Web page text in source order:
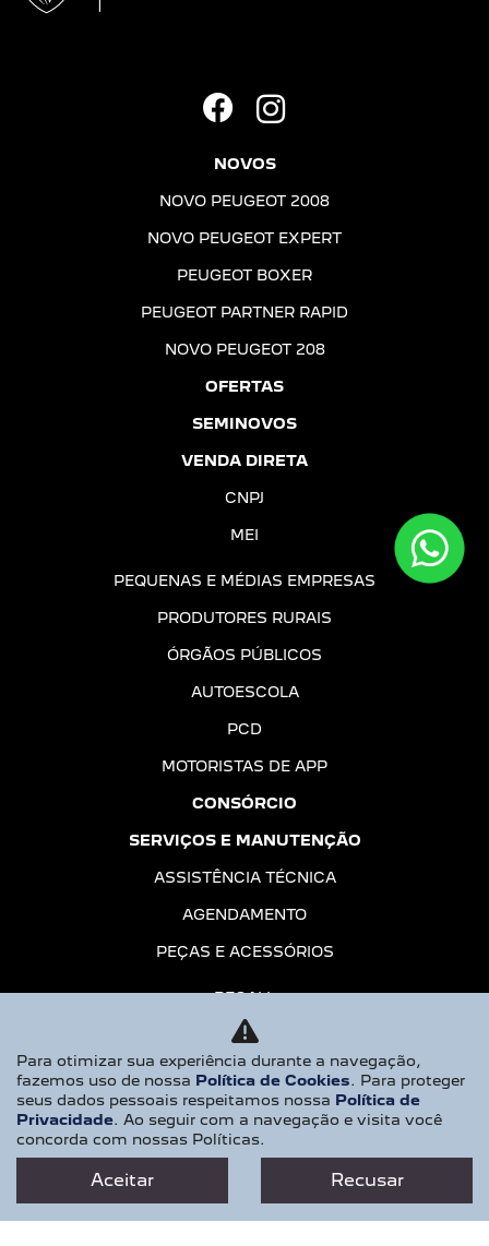
NOVOS
NOVO PEUGEOT 2008
NOVO PEUGEOT EXPERT
PEUGEOT BOXER
PEUGEOT PARTNER RAPID
NOVO PEUGEOT 208
OFERTAS
SEMINOVOS
VENDA DIRETA
CNPJ
MEI
PEQUENAS E MÉDIAS EMPRESAS
PRODUTORES RURAIS
ÓRGÃOS PÚBLICOS
AUTOESCOLA
PCD
MOTORISTAS DE APP
CONSÓRCIO
SERVIÇOS E MANUTENÇÃO
ASSISTÊNCIA TÉCNICA
AGENDAMENTO
PEÇAS E ACESSÓRIOS
RECALL
CONTATO
QUEM SOMOS
TRABALHE CONOSCO
POLÍTICA DE PRIVACIDADE
Para otimizar sua experiência durante a navegação,
fazemos uso de nossa Política de Cookies. Para proteger
seus dados pessoais respeitamos nossa Política de
Privacidade. Ao seguir com a navegação e visita você
concorda com nossas Políticas.
Aceitar Recusar